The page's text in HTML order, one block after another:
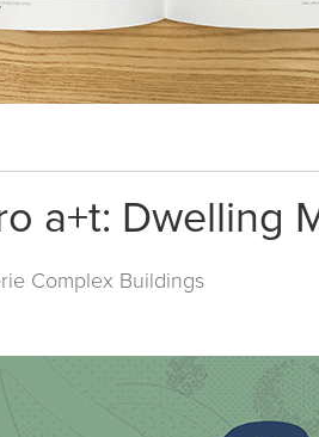
a+t: Dwelling
Complex Buildings